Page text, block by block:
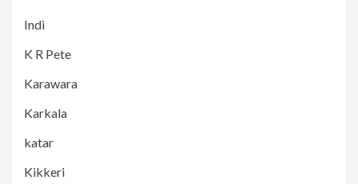
Indi
K R Pete
Karawara
Karkala
katar
Kikkeri